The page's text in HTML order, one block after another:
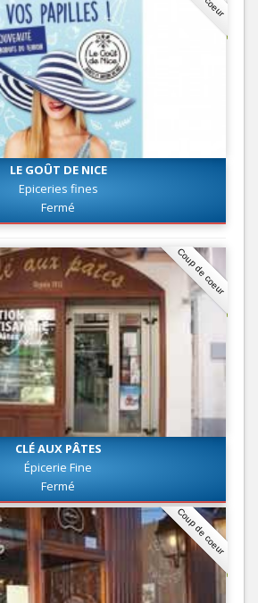
LE GOÛT DE NICE
Epiceries fines
Fermé
Coup de coeur
CLÉ AUX PÂTES
Épicerie Fine
Fermé
Coup de coeur